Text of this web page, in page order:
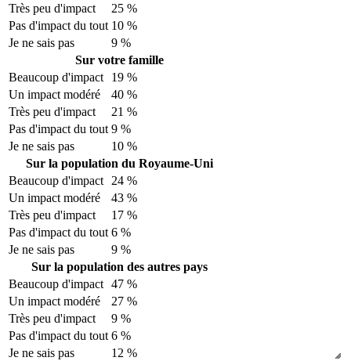
Très peu d'impact
25 %
Pas d'impact du tout 10 %
Je ne sais pas
9 %
Sur votre famille
Beaucoup d'impact
19 %
Un impact modéré
40 %
Très peu d'impact
21 %
Pas d'impact du tout 9 %
Je ne sais pas
10 %
Sur la population du Royaume-Uni
Beaucoup d'impact
24 %
Un impact modéré
43 %
Très peu d'impact
17 %
Pas d'impact du tout 6 %
Je ne sais pas
9 %
Sur la population des autres pays
Beaucoup d'impact 47 %
Un impact modéré
27 %
Très peu d'impact
9 %
Pas d'impact du tout 6 %
Je ne sais pas
12 %